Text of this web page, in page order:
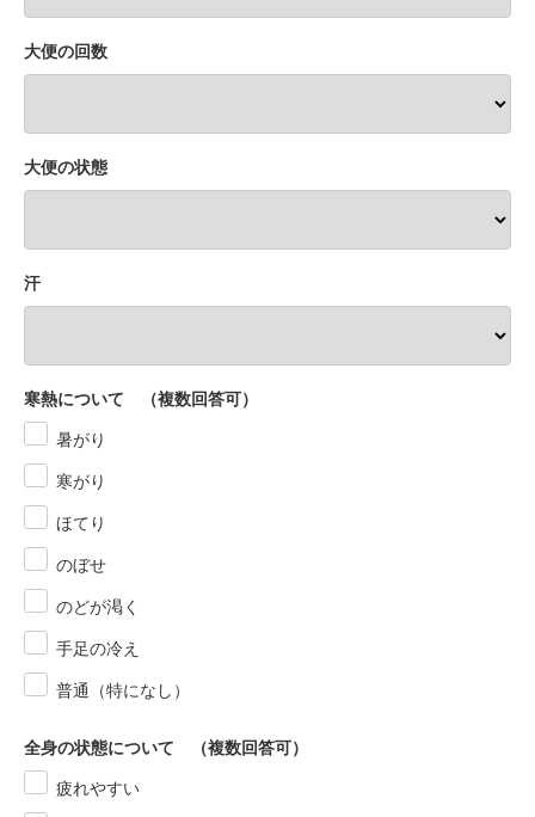
大便の回数
大便の状態
汗
寒熱について （複数回答可）
暑がり
寒がり
ほてり
のぼせ
のどが渇く
手足の冷え
普通（特になし）
全身の状態について （複数回答可）
疲れやすい